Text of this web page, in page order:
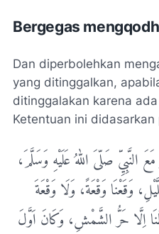
Bergegas
Dan diperbolehkan
yang ditinggalkan,
ditinggalakan karena
Ketentuan ini
صَلّیَ اللهُ عَلَیْهِ وَسَلَّمَ،
وَقَعْنَا وَقْعَةً، وَلَا وَقْعَةَ
اِلَّا حَرُّ الشَّمْشِ، وَکَانَ اَوَّلَ